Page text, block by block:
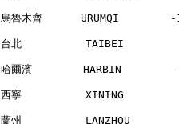
烏魯木齊      URUMQI
台北          TAIBEI
哈爾濱        HARBIN
西寧          XINING
蘭州          LANZHOU